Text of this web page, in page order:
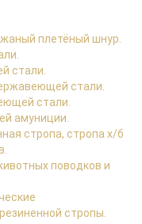
плетёный шнур.
стали.
стали.
стали.
амуниции.
стропа, стропа х/б
поводков и
стропы.